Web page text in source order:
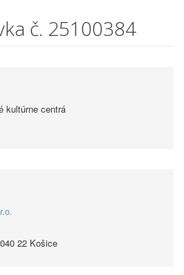
č. 25100384
kultúrne centrá
22 Košice